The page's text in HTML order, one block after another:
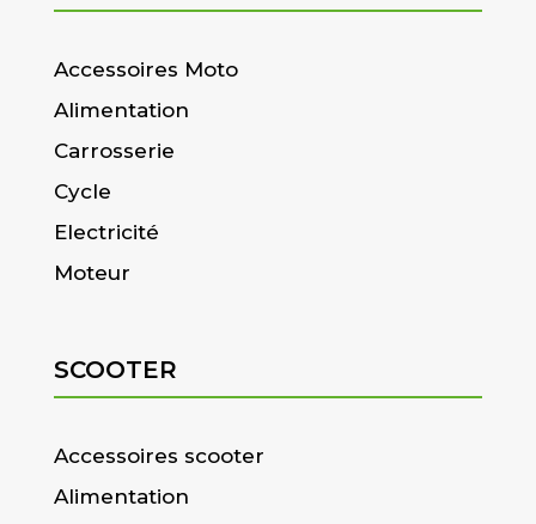
Accessoires Moto
Alimentation
Carrosserie
Cycle
Electricité
Moteur
SCOOTER
Accessoires scooter
Alimentation